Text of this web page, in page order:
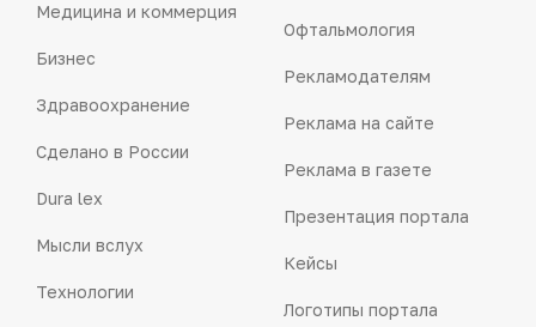
Медицина и коммерция
Бизнес
Здравоохранение
Сделано в России
Dura lex
Мысли вслух
Технологии
Офтальмология
Рекламодателям
Реклама на сайте
Реклама в газете
Презентация портала
Кейсы
Логотипы портала